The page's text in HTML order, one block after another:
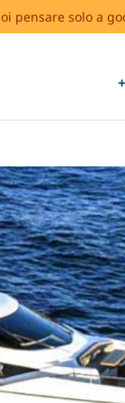
pensare solo a